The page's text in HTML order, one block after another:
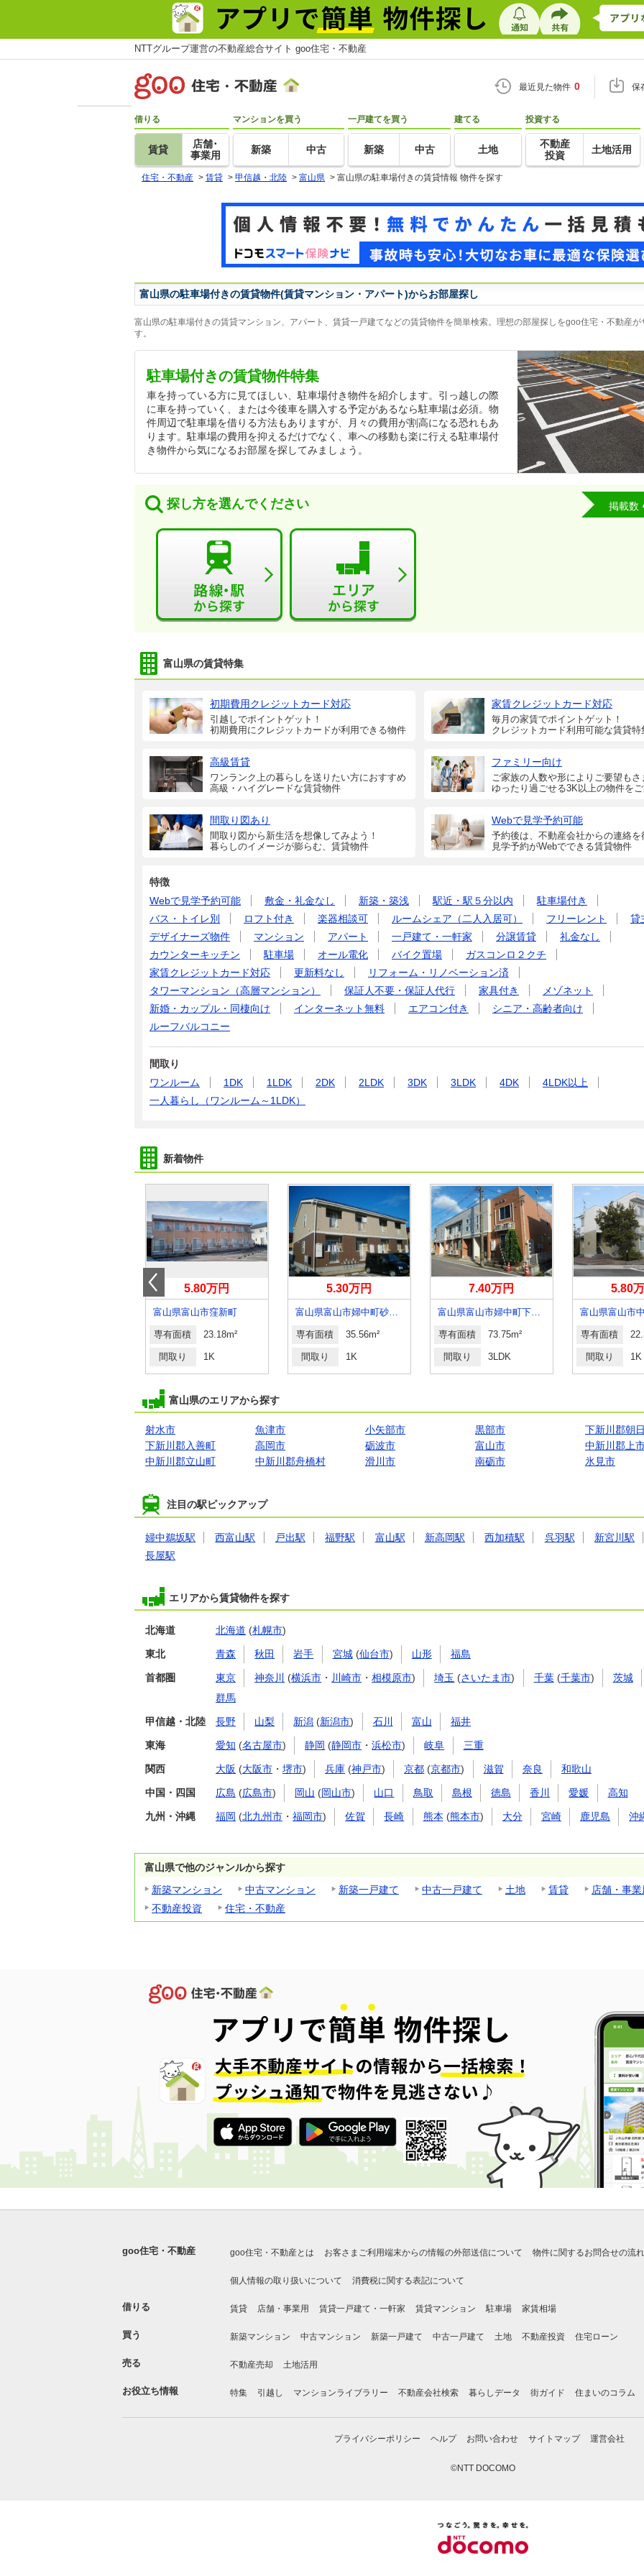
NTTグループ運営の不動産総合サイト goo住宅・不動産
最近見た物件 0 保
借りる
賃貸
店舗･
事業用
マンションを買う
新築 中古
一戸建てを買う
新築 中古
建てる
土地
投資する
不動産
投資
土地活用
住宅・不動産 > 賃貸 > 甲信越・北陸 > 富山県 > 富山県の駐車場付きの賃貸情報 物件を探す
富山県の駐車場付きの賃貸物件(賃貸マンション・アパート)からお部屋探し
富山県の駐車場付きの賃貸マンション、アパート、賃貸一戸建てなどの賃貸物件を簡単検索。理想の部屋探しをgoo住宅・不動産が
す。
駐車場付きの賃貸物件特集
車を持っている方に見てほしい、駐車場付き物件を紹介します。引っ越しの際
に車を持っていく、または今後車を購入する予定があるなら駐車場は必須。物
件周辺で駐車場を借りる方法もありますが、月々の費用が割高になる恐れもあ
ります。駐車場の費用を抑えるだけでなく、車への移動も楽に行える駐車場付
き物件から気になるお部屋を探してみましょう。
探し方を選んでください 掲載数
富山県の賃貸特集
初期費用クレジットカード対応
引越しでポイントゲット！
初期費用にクレジットカードが利用できる物件
家賃クレジットカード対応
毎月の家賃でポイントゲット！
クレジットカード利用可能な賃貸特
高級賃貸
ワンランク上の暮らしを送りたい方におすすめ
高級・ハイグレードな賃貸物件
ファミリー向け
ご家族の人数や形によりご要望もさ
ゆったり過ごせる3K以上の物件をご
間取り図あり
間取り図から新生活を想像してみよう！
暮らしのイメージが膨らむ、賃貸物件
Webで見学予約可能
予約後は、不動産会社からの連絡を
見学予約がWebでできる賃貸物件
特徴
Webで見学予約可能
敷金・礼金なし 新築・築浅 駅近・駅５分以内
駐車場付き
バス・トイレ別
ロフト付き 楽器相談可 ルームシェア（二人入居可） フリーレント
貸
デザイナーズ物件
マンション アパート 一戸建て・一軒家 分譲賃貸
礼金なし
カウンターキッチン
駐車場 オール電化 バイク置場
ガスコンロ２クチ
家賃クレジットカード対応
更新料なし
リフォーム・リノベーション済
タワーマンション（高層マンション）
保証人不要・保証人代行 家具付き
メゾネット
新婚・カップル・同棲向け
インターネット無料 エアコン付き
シニア・高齢者向け
ルーフバルコニー
間取り
ワンルーム
1DK 1LDK 2DK 2LDK 3DK 3LDK 4DK
4LDK以上
一人暮らし（ワンルーム～1LDK）
新着物件
5.80万円
富山県富山市窪新町
専有面積 23.18m²
間取り 1K
5.30万円
富山県富山市婦中町砂子田
専有面積 35.56m²
間取り 1K
7.40万円
富山県富山市婦中町下轡田
専有面積 73.75m²
間取り 3LDK
5.80
富山県富山市
専有面積
間取り 1K
富山県のエリアから探す
射水市 魚津市 小矢部市 黒部市
下新川郡朝
下新川郡入善町
高岡市 砺波市 富山市
中新川郡上
中新川郡立山町
中新川郡舟橋村 滑川市 南砺市 氷見市
注目の駅ピックアップ
婦中鵜坂駅 西富山駅 戸出駅 福野駅 富山駅 新高岡駅 西加積駅 呉羽駅
新宮川駅
長屋駅
エリアから賃貸物件を探す
北海道 北海道 (札幌市)
東北 青森 秋田 岩手 宮城(仙台市) 山形 福島
首都圏 東京 神奈川 (横浜市 ・ 川崎市 ・相模原市) 埼玉 (さいたま市) 千葉(千葉市) 茨城
群馬
甲信越・北陸 長野 山梨 新潟 (新潟市) 石川 富山 福井
東海 愛知 (名古屋市) 静岡 (静岡市 ・浜松市) 岐阜 三重
関西 大阪 (大阪市 ・ 堺市) 兵庫 (神戸市) 京都 (京都市) 滋賀 奈良 和歌山
中国・四国 広島 (広島市) 岡山 (岡山市) 山口 鳥取 島根 徳島 香川 愛媛 高知
九州・沖縄 福岡 (北九州市 ・ 福岡市) 佐賀 長崎 熊本 (熊本市) 大分 宮崎 鹿児島 沖
富山県で他のジャンルから探す
新築マンション
中古マンション 新築一戸建て 中古一戸建て 土地 賃貸
店舗・事業
不動産投資
住宅・不動産
goo住宅・不動産 goo住宅・不動産とは お客さまご利用端末からの情報の外部送信について 物件に関するお問合せの流れ
個人情報の取り扱いについて 消費税に関する表記について
借りる 賃貸 店舗・事業用 賃貸一戸建て・一軒家 賃貸マンション 駐車場 家賃相場
買う 新築マンション 中古マンション 新築一戸建て 中古一戸建て 土地 不動産投資 住宅ローン
売る 不動産売却 土地活用
お役立ち情報 特集 引越し マンションライブラリー 不動産会社検索 暮らしデータ 街ガイド 住まいのコラム
プライバシーポリシー ヘルプ お問い合わせ サイトマップ 運営会社
©NTT DOCOMO